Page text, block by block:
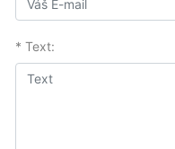
* Text: